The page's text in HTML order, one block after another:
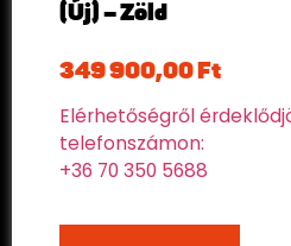
(Új) – Zöld
349 900,00Ft
Elérhetőségről
telefonszámon:
+36 70 350 5688